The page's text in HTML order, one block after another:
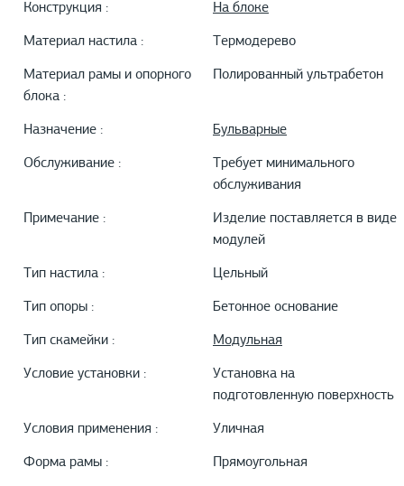
Конструкция : На блоке
Материал настила : Термодерево
Материал рамы и опорного
блока :
Полированный ультрабетон
Назначение : Бульварные
Обслуживание :
Требует минимального
обслуживания
Примечание :
Изделие поставляется в виде
модулей
Тип настила : Цельный
Тип опоры : Бетонное основание
Тип скамейки : Модульная
Условие установки :
Установка на
подготовленную поверхность
Условия применения : Уличная
Форма рамы : Прямоугольная